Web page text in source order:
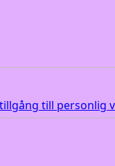
till personlig